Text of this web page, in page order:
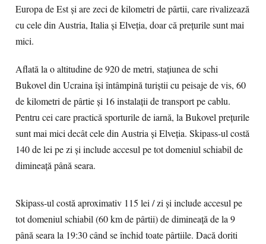
Europa de Est și are zeci de kilometri de pârtii, care rivalizează
cu cele din Austria, Italia şi Elveţia, doar că preţurile sunt mai
mici.
Aflată la o altitudine de 920 de metri, staţiunea de schi
Bukovel din Ucraina îşi întâmpină turiştii cu peisaje de vis, 60
de kilometri de pârtie şi 16 instalaţii de transport pe cablu.
Pentru cei care practică sporturile de iarnă, la Bukovel preţurile
sunt mai mici decât cele din Austria şi Elveţia. Skipass-ul costă
140 de lei pe zi şi include accesul pe tot domeniul schiabil de
dimineaţă până seara.
Skipass-ul costă aproximativ 115 lei / zi și include accesul pe
tot domeniul schiabil (60 km de pârtii) de dimineață de la 9
până seara la 19:30 când se închid toate pârtiile. Dacă doriti